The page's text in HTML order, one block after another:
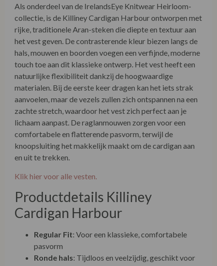
Als onderdeel van de IrelandsEye Knitwear Heirloom-
collectie, is de Killiney Cardigan Harbour ontworpen met
rijke, traditionele Aran-steken die diepte en textuur aan
het vest geven. De contrasterende kleur biezen langs de
hals, mouwen en boorden voegen een verfijnde, moderne
touch toe aan dit klassieke ontwerp. Het vest heeft een
natuurlijke flexibiliteit dankzij de hoogwaardige
materialen. Bij de eerste keer dragen kan het iets strak
aanvoelen, maar de vezels zullen zich ontspannen na een
zachte stretch, waardoor het vest zich perfect aan je
lichaam aanpast. De raglanmouwen zorgen voor een
comfortabele en flatterende pasvorm, terwijl de
knoopsluiting het makkelijk maakt om de cardigan aan
en uit te trekken.
Klik hier voor alle vesten.
Productdetails Killiney
Cardigan Harbour
Regular Fit: Voor een klassieke, comfortabele
pasvorm
Ronde hals: Tijdloos en veelzijdig, geschikt voor